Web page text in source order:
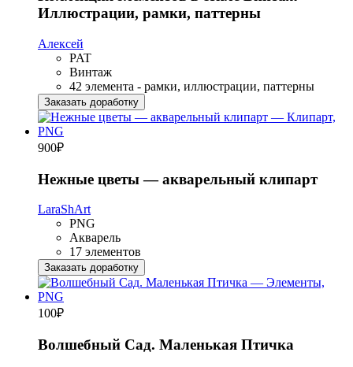
Иллюстрации, рамки, паттерны
Алексей
PAT
Винтаж
42 элемента - рамки, иллюстрации, паттерны
Заказать доработку
900₽
Нежные цветы — акварельный клипарт
LaraShArt
PNG
Акварель
17 элементов
Заказать доработку
100₽
Волшебный Сад. Маленькая Птичка